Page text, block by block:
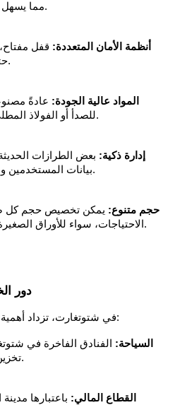
مما يسهل تركيبها في أي مساحة.
أنظمة الأمان المتعددة: قفل
حتى التعرف على الوجه.
المواد عالية الجودة: عادةً
للصدأ أو الفولاذ المطلي، مع طلاء ضد التآكل.
إدارة ذكية: بعض الطرازات
بيانات المستخدمين وسجلات الفتح والإغلاق.
حجم متنوع: يمكن تخصيص حجم كل
الاحتياجات، سواء للأوراق الصغيرة أو الممتلكات الكبيرة.
3. دور
في شتوتغارت، تزداد أهمية هذه الخزائن لعدة أسباب:
السياحة: الفنادق الفاخرة في
تخزين موثوقة لراحة النزلاء.
القطاع المالي: باعتبارها